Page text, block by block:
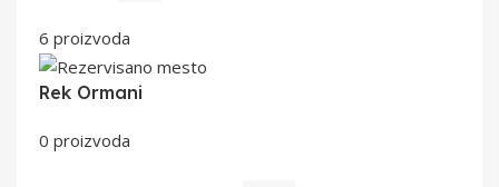
6 proizvoda
Rek Ormani
0 proizvoda